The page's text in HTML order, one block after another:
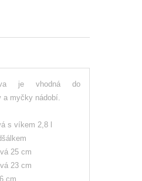
je vhodná do
a myčky nádobí.
s víkem 2,8 l
25 cm
23 cm
cm